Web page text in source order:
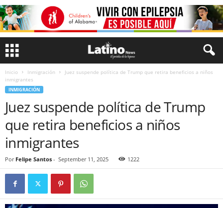
Inicio Inmigración
Juez suspende política de Trump que retira beneficios a niños
inmigrantes
INMIGRACIÓN
Juez suspende política de Trump
que retira beneficios a niños
inmigrantes
Por Felipe Santos - September 11, 2025 1222